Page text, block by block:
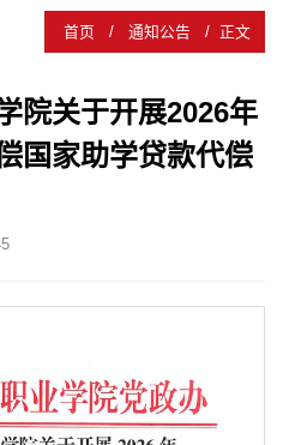
首页 / 通知公告 / 正文
院关于开展2026年
国家助学贷款代偿